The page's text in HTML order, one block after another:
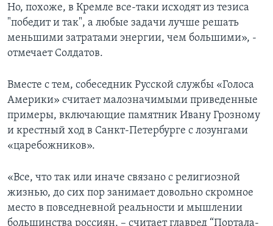
Но, похоже, в Кремле все-таки исходят из тезиса
"победит и так", а любые задачи лучше решать
меньшими затратами энергии, чем большими», -
отмечает Солдатов.
Вместе с тем, собеседник Русской службы «Голоса
Америки» считает малозначимыми приведенные
примеры, включающие памятник Ивану Грозному
и крестный ход в Санкт-Петербурге с лозунгами
«царебожников».
«Все, что так или иначе связано с религиозной
жизнью, до сих пор занимает довольно скромное
место в повседневной реальности и мышлении
большинства россиян, – считает главред “Портала-